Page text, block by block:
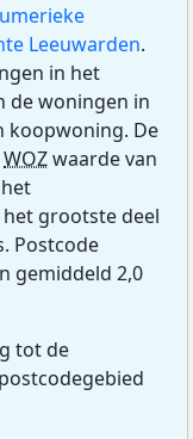
Leeuwarden.
in het
de woningen in
koopwoning. De
WOZwaarde van
het grootste deel
Postcode
gemiddeld 2,0
tot de